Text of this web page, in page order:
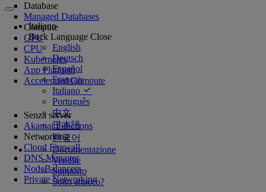
Italiano
Back Language Close
English
Deutsch
Español
Français
Italiano
Português
中文
日本語
한국어
Documentazione
Vendite
Supporto
Sotto attacco?
Database
Managed Databases
Compute
GPU
CPU
Kubernetes
App Platform
Accelerated Compute
Senza server
Akamai Functions
Networking
Cloud Firewall
DNS Manager
NodeBalancers
Private Networking